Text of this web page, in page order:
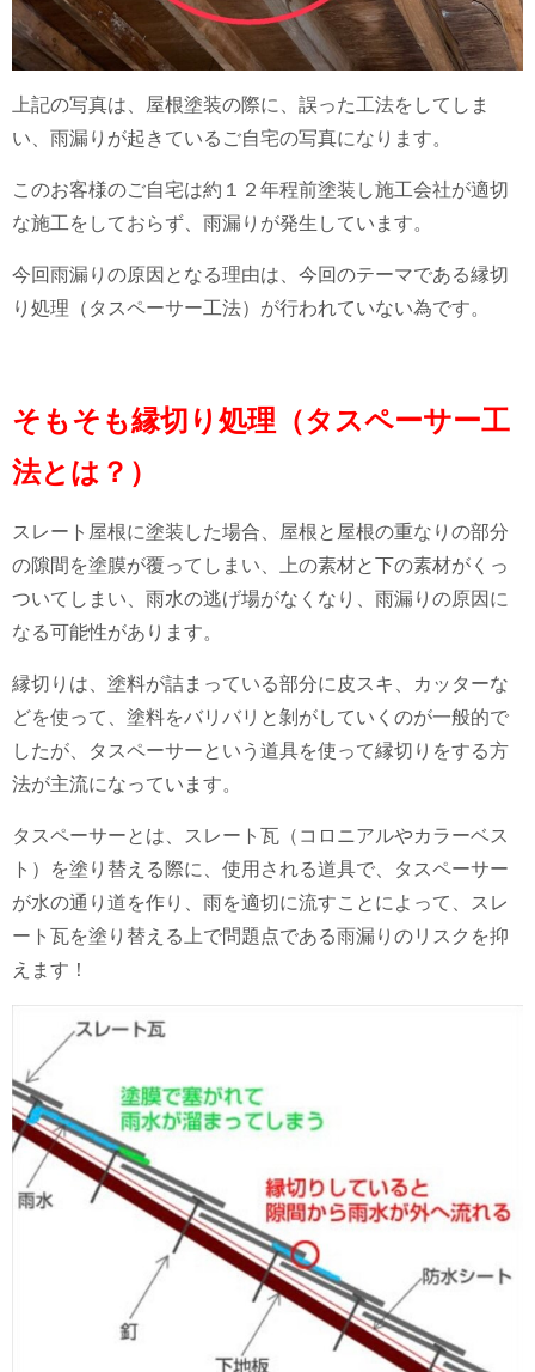
上記の写真は、屋根塗装の際に、誤った工法をしてしま
い、雨漏りが起きているご自宅の写真になります。
このお客様のご自宅は約１２年程前塗装し施工会社が適切
な施工をしておらず、雨漏りが発生しています。
今回雨漏りの原因となる理由は、今回のテーマである縁切
り処理（タスペーサー工法）が行われていない為です。
そもそも縁切り処理（タスペーサー工
法とは？）
スレート屋根に塗装した場合、屋根と屋根の重なりの部分
の隙間を塗膜が覆ってしまい、上の素材と下の素材がくっ
ついてしまい、雨水の逃げ場がなくなり、雨漏りの原因に
なる可能性があります。
縁切りは、塗料が詰まっている部分に皮スキ、カッターな
どを使って、塗料をバリバリと剝がしていくのが一般的で
したが、タスペーサーという道具を使って縁切りをする方
法が主流になっています。
タスペーサーとは、スレート瓦（コロニアルやカラーベス
ト）を塗り替える際に、使用される道具で、タスペーサー
が水の通り道を作り、雨を適切に流すことによって、スレ
ート瓦を塗り替える上で問題点である雨漏りのリスクを抑
えます！